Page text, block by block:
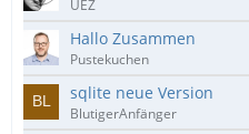
UEZ
Hallo Zusammen
Pustekuchen
sqlite neue Version
BlutigerAnfänger